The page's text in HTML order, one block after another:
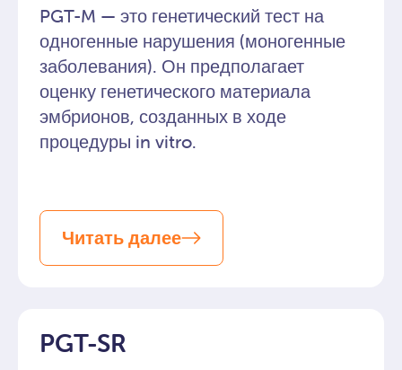
PGT-M — это генетический тест на
одногенные нарушения (моногенные
заболевания). Он предполагает
оценку генетического материала
эмбрионов, созданных в ходе
процедуры in vitro.
Читать далее
PGT-SR